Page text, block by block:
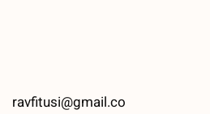
ravfitusi@gmail.co